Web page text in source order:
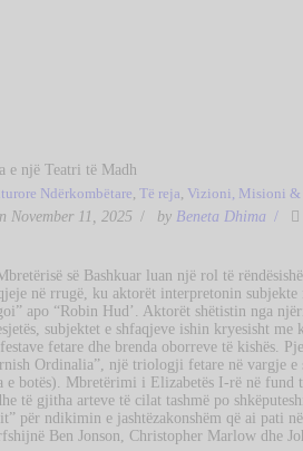
e një Teatri të Madh
Ndërkombëtare, Të reja, Vizioni, Misioni &
November 11, 2025 by Beneta Dhima
së Bashkuar luan një rol të
në rrugë, ku aktorët interpretonin
apo “Robin Hud’. Aktorët shëtistin nga
subjektet e shfaqjeve ishin kryesisht
fetare dhe brenda oborreve të kishës.
Ordinalia”, një triologji fetare në
e botës). Mbretërimi i Elizabetës I-rë në
të gjitha arteve të cilat tashmë po
për ndikimin e jashtëzakonshëm që ai pati
Ben Jonson, Christopher Marlow dhe